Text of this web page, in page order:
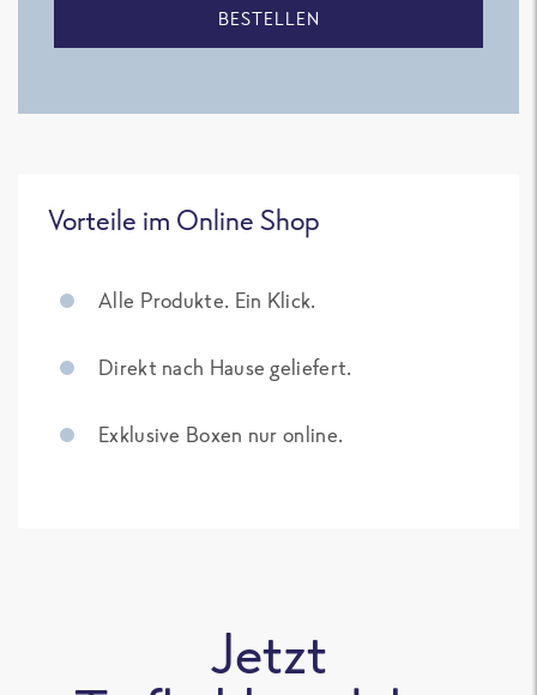
BESTELLEN
Vorteile im Online Shop
Alle Produkte. Ein Klick.
Direkt nach Hause geliefert.
Exklusive Boxen nur online.
Jetzt